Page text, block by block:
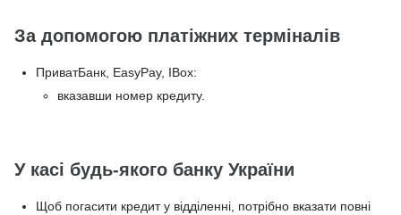
За допомогою платіжних терміналів
ПриватБанк, EasyPay, IBox:
вказавши номер кредиту.
У касі будь-якого банку України
Щоб погасити кредит у відділенні, потрібно вказати повні